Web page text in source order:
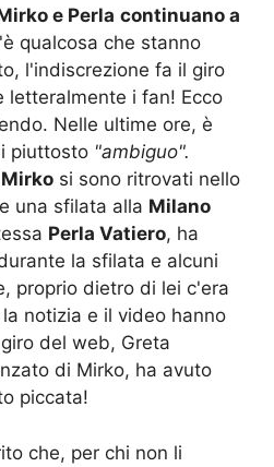
e Perla continuano a
qualcosa che stanno
l'indiscrezione fa il giro
letteralmente i fan! Ecco
Nelle ultime ore, è
piuttosto "ambiguo".
Mirko si sono ritrovati nello
una sfilata alla Milano
Perla Vatiero, ha
la sfilata e alcuni
proprio dietro di lei c'era
notizia e il video hanno
del web, Greta
di Mirko, ha avuto
piccata!
che, per chi non li